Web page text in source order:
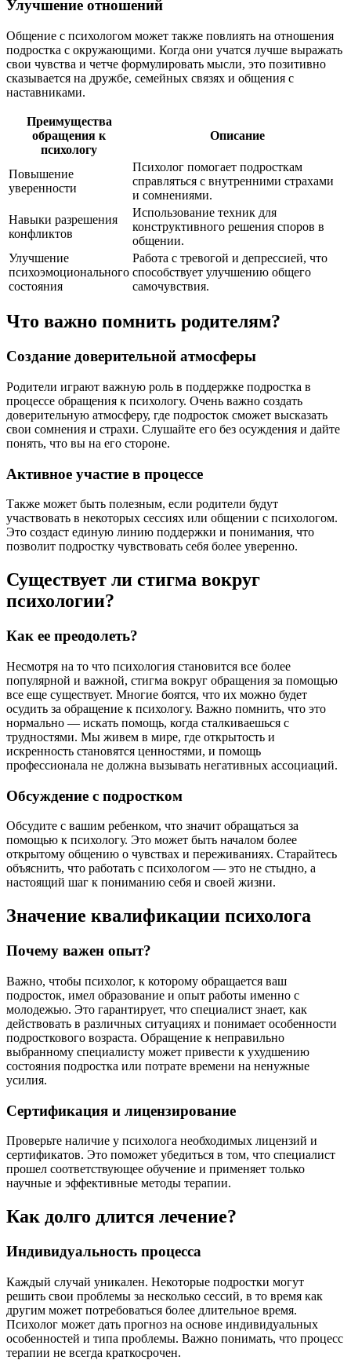
Улучшение отношений
Общение с психологом может также повлиять на отношения
подростка с окружающими. Когда они учатся лучше выражать
свои чувства и четче формулировать мысли, это позитивно
сказывается на дружбе, семейных связях и общения с
наставниками.
Преимущества
обращения к
психологу
Описание
Повышение
уверенности
Психолог помогает подросткам
справляться с внутренними страхами
и сомнениями.
Навыки разрешения
конфликтов
Использование техник для
конструктивного решения споров в
общении.
Улучшение
психоэмоционального
состояния
Работа с тревогой и депрессией, что
способствует улучшению общего
самочувствия.
Что важно помнить родителям?
Создание доверительной атмосферы
Родители играют важную роль в поддержке подростка в
процессе обращения к психологу. Очень важно создать
доверительную атмосферу, где подросток сможет высказать
свои сомнения и страхи. Слушайте его без осуждения и дайте
понять, что вы на его стороне.
Активное участие в процессе
Также может быть полезным, если родители будут
участвовать в некоторых сессиях или общении с психологом.
Это создаст единую линию поддержки и понимания, что
позволит подростку чувствовать себя более уверенно.
Существует ли стигма вокруг
психологии?
Как ее преодолеть?
Несмотря на то что психология становится все более
популярной и важной, стигма вокруг обращения за помощью
все еще существует. Многие боятся, что их можно будет
осудить за обращение к психологу. Важно помнить, что это
нормально — искать помощь, когда сталкиваешься с
трудностями. Мы живем в мире, где открытость и
искренность становятся ценностями, и помощь
профессионала не должна вызывать негативных ассоциаций.
Обсуждение с подростком
Обсудите с вашим ребенком, что значит обращаться за
помощью к психологу. Это может быть началом более
открытому общению о чувствах и переживаниях. Старайтесь
объяснить, что работать с психологом — это не стыдно, а
настоящий шаг к пониманию себя и своей жизни.
Значение квалификации психолога
Почему важен опыт?
Важно, чтобы психолог, к которому обращается ваш
подросток, имел образование и опыт работы именно с
молодежью. Это гарантирует, что специалист знает, как
действовать в различных ситуациях и понимает особенности
подросткового возраста. Обращение к неправильно
выбранному специалисту может привести к ухудшению
состояния подростка или потрате времени на ненужные
усилия.
Сертификация и лицензирование
Проверьте наличие у психолога необходимых лицензий и
сертификатов. Это поможет убедиться в том, что специалист
прошел соответствующее обучение и применяет только
научные и эффективные методы терапии.
Как долго длится лечение?
Индивидуальность процесса
Каждый случай уникален. Некоторые подростки могут
решить свои проблемы за несколько сессий, в то время как
другим может потребоваться более длительное время.
Психолог может дать прогноз на основе индивидуальных
особенностей и типа проблемы. Важно понимать, что процесс
терапии не всегда краткосрочен.